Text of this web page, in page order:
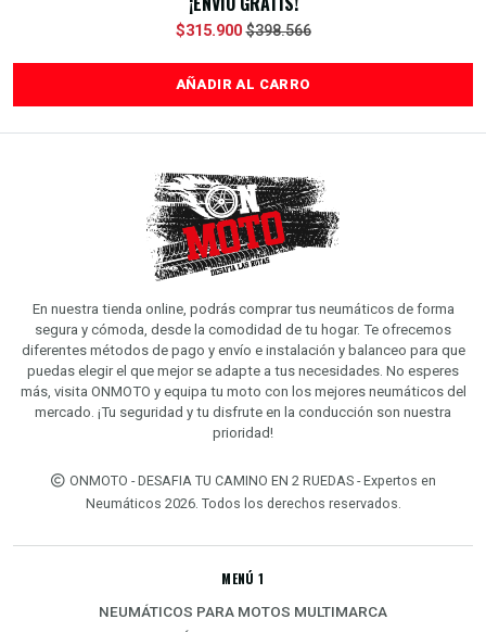
$315.900 $398.566
AÑADIR AL CARRO
En nuestra tienda online, podrás comprar tus neumáticos de forma
segura y cómoda, desde la comodidad de tu hogar. Te ofrecemos
diferentes métodos de pago y envío e instalación y balanceo para que
puedas elegir el que mejor se adapte a tus necesidades. No esperes
más, visita ONMOTO y equipa tu moto con los mejores neumáticos del
mercado. ¡Tu seguridad y tu disfrute en la conducción son nuestra
prioridad!
ONMOTO - DESAFIA TU CAMINO EN 2 RUEDAS - Expertos en
Neumáticos 2026. Todos los derechos reservados.
MENÚ 1
NEUMÁTICOS PARA MOTOS MULTIMARCA